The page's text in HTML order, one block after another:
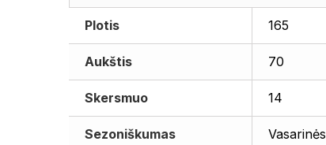
Plotis 165
Aukštis 70
Skersmuo 14
Sezoniškumas Vasarinės